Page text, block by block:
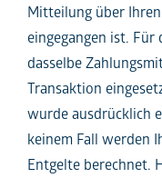
Mitteilung über
eingegangen ist.
dasselbe
Transaktion
wurde ausdrücklich
keinem Fall werden
Entgelte berechnet.